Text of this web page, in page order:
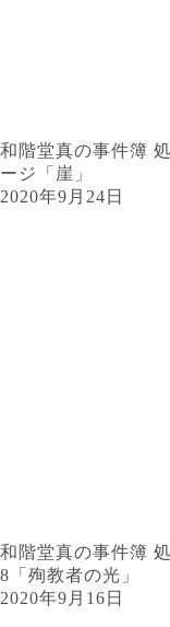
和階堂真の事件簿
ージ「崖」
2020年9月24日
和階堂真の事件簿
8「殉教者の光」
2020年9月16日